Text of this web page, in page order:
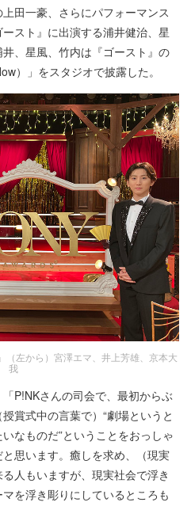
田一豪、さらにパフォーマンス
スト』に出演する浦井健治、星
、星風、竹内は『ゴースト』の
）」をスタジオで披露した。
（左から）宮澤エマ、井上芳雄、京本大
我
P!NKさんの司会で、最初からぶ
賞式中の言葉で）“劇場というと
なものだ”ということをおっしゃ
思います。癒しを求め、（現実
人もいますが、現実社会で浮き
を浮き彫りにしているところも